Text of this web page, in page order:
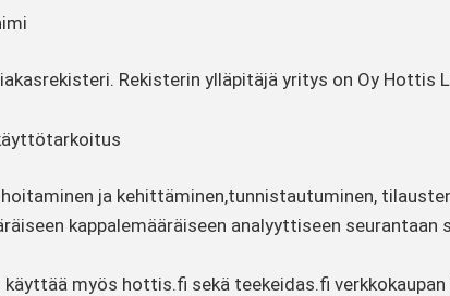
Rekisterin ylläpitäjä yritys on Oy Hottis
ja kehittäminen,tunnistautuminen,
kappalemääräiseen analyyttiseen
käyttää myös hottis.fi sekä teekeidas.fi